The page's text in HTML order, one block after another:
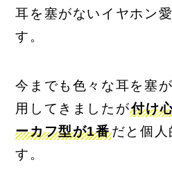
耳を塞がないイヤホン
す。
今までも色々な耳を塞
用してきましたが付け
ーカフ型が1番だと個人
す。